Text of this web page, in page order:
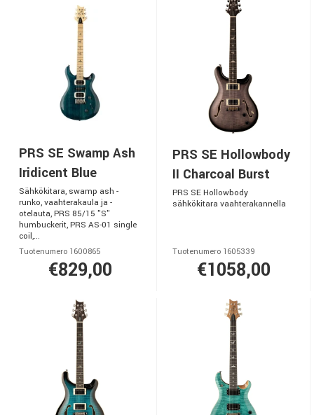
PRS SE Swamp Ash
Iridicent Blue
Sähkökitara, swamp ash -
runko, vaahterakaula ja -
otelauta, PRS 85/15 "S"
humbuckerit, PRS AS-01 single
coil,...
Tuotenumero 1600865
€829,00
PRS SE Hollowbody
II Charcoal Burst
PRS SE Hollowbody
sähkökitara vaahterakannella
Tuotenumero 1605339
€1058,00